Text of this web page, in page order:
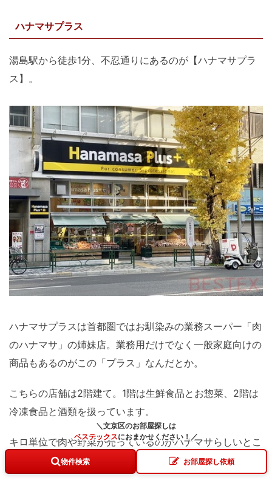
ハナマサプラス
湯島駅から徒歩1分、不忍通りにあるのが【ハナマサプラ
ス】。
ハナマサプラスは首都圏ではお馴染みの業務スーパー「肉
のハナマサ」の姉妹店。業務用だけでなく一般家庭向けの
商品もあるのがこの「プラス」なんだとか。
こちらの店舗は2階建て。1階は生鮮食品とお惣菜、2階は
冷凍食品と酒類を扱っています。
キロ単位で肉や野菜が売っているのがハナマサらしいとこ
量が多いだけ価格も割安で、品揃えも良好！
＼文京区のお部屋探しは
ベステックスにおまかせください！ ／
物件検索 お部屋探し依頼